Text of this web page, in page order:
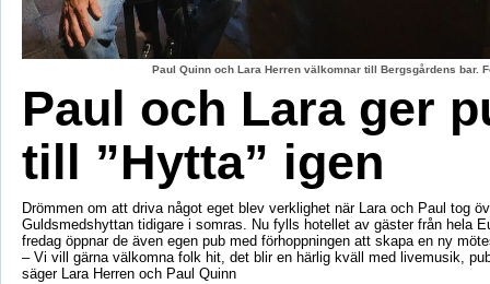
Paul Quinn och Lara Herren välkomnar till Bergsgårdens bar.
Paul och Lara ger
till ”Hytta” igen
Drömmen om att driva något eget blev verklighet när Lara och Paul tog
Guldsmedshyttan tidigare i somras. Nu fylls hotellet av gäster från hela
fredag öppnar de även egen pub med förhoppningen att skapa en ny
– Vi vill gärna välkomna folk hit, det blir en härlig kväll med livemusik,
säger Lara Herren och Paul Quinn